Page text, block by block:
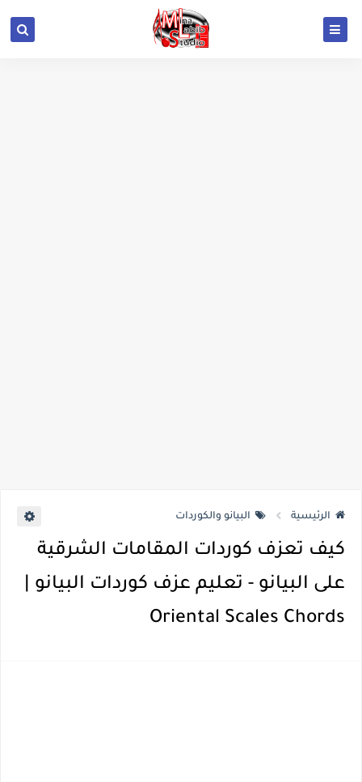
google.com, pub-6415693517272290, DIRECT,
f08c47fec0942fa0
الرئيسية البيانو والكوردات
كيف تعزف كوردات المقامات الشرقية
على البيانو - تعليم عزف كوردات البيانو |
Oriental Scales Chords